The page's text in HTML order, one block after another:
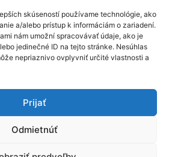
skúseností používame technológie, ako
a/alebo prístup k informáciám o zariadení.
nám umožní spracovávať údaje, ako je
jedinečné ID na tejto stránke. Nesúhlas
nepriaznivo ovplyvniť určité vlastnosti a
Prijať
Odmietnúť
Možnosti